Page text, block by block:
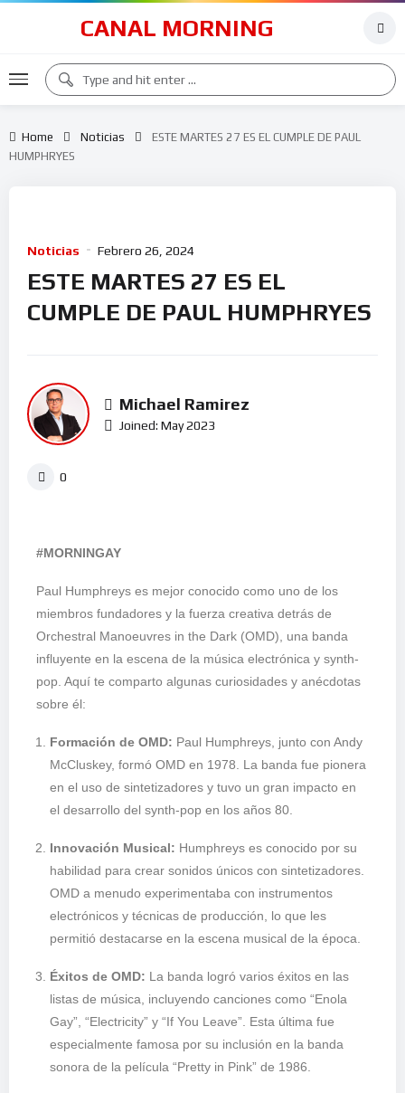
CANAL MORNING
Home Noticias
ESTE MARTES 27 ES EL CUMPLE DE PAUL
HUMPHRYES
Noticias Febrero 26, 2024
ESTE MARTES 27 ES EL
CUMPLE DE PAUL HUMPHRYES
Michael Ramirez
Joined: May 2023
0
#MORNINGAY
Paul Humphreys es mejor conocido como uno de los
miembros fundadores y la fuerza creativa detrás de
Orchestral Manoeuvres in the Dark (OMD), una banda
influyente en la escena de la música electrónica y synth-
pop. Aquí te comparto algunas curiosidades y anécdotas
sobre él:
Formación de OMD: Paul Humphreys, junto con Andy
McCluskey, formó OMD en 1978. La banda fue pionera
en el uso de sintetizadores y tuvo un gran impacto en
el desarrollo del synth-pop en los años 80.
Innovación Musical: Humphreys es conocido por su
habilidad para crear sonidos únicos con sintetizadores.
OMD a menudo experimentaba con instrumentos
electrónicos y técnicas de producción, lo que les
permitió destacarse en la escena musical de la época.
Éxitos de OMD: La banda logró varios éxitos en las
listas de música, incluyendo canciones como “Enola
Gay”, “Electricity” y “If You Leave”. Esta última fue
especialmente famosa por su inclusión en la banda
sonora de la película “Pretty in Pink” de 1986.